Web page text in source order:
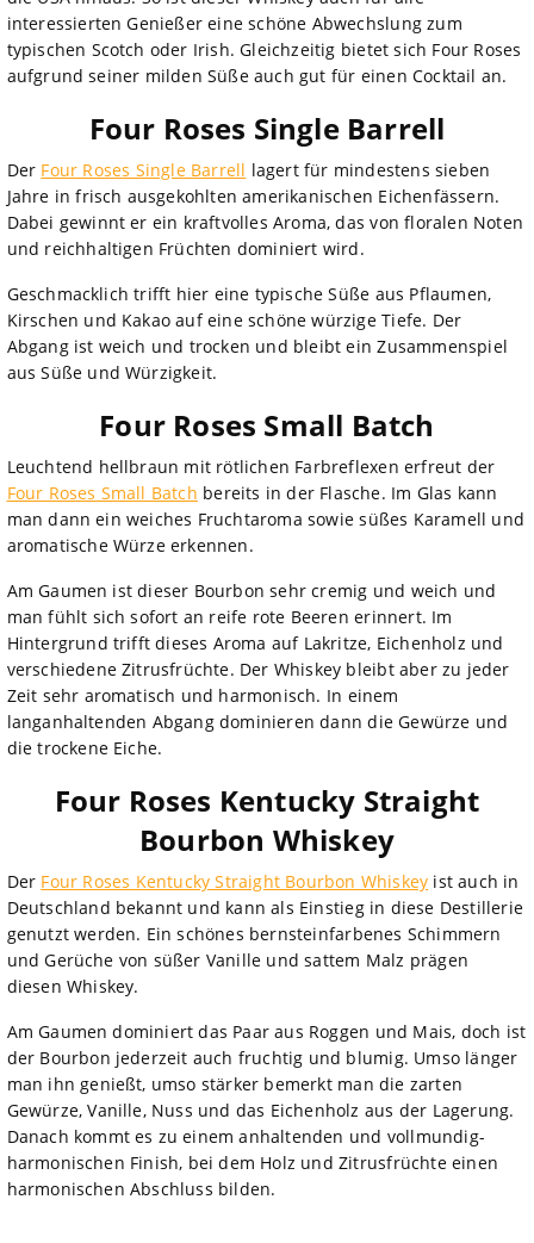
interessierten Genießer eine schöne Abwechslung zum
typischen Scotch oder Irish. Gleichzeitig bietet sich Four Roses
aufgrund seiner milden Süße auch gut für einen Cocktail an.
Four Roses Single Barrell
Der Four Roses Single Barrell lagert für mindestens sieben
Jahre in frisch ausgekohlten amerikanischen Eichenfässern.
Dabei gewinnt er ein kraftvolles Aroma, das von floralen Noten
und reichhaltigen Früchten dominiert wird.
Geschmacklich trifft hier eine typische Süße aus Pflaumen,
Kirschen und Kakao auf eine schöne würzige Tiefe. Der
Abgang ist weich und trocken und bleibt ein Zusammenspiel
aus Süße und Würzigkeit.
Four Roses Small Batch
Leuchtend hellbraun mit rötlichen Farbreflexen erfreut der
Four Roses Small Batch bereits in der Flasche. Im Glas kann
man dann ein weiches Fruchtaroma sowie süßes Karamell und
aromatische Würze erkennen.
Am Gaumen ist dieser Bourbon sehr cremig und weich und
man fühlt sich sofort an reife rote Beeren erinnert. Im
Hintergrund trifft dieses Aroma auf Lakritze, Eichenholz und
verschiedene Zitrusfrüchte. Der Whiskey bleibt aber zu jeder
Zeit sehr aromatisch und harmonisch. In einem
langanhaltenden Abgang dominieren dann die Gewürze und
die trockene Eiche.
Four Roses Kentucky Straight
Bourbon Whiskey
Der Four Roses Kentucky Straight Bourbon Whiskey ist auch in
Deutschland bekannt und kann als Einstieg in diese Destillerie
genutzt werden. Ein schönes bernsteinfarbenes Schimmern
und Gerüche von süßer Vanille und sattem Malz prägen
diesen Whiskey.
Am Gaumen dominiert das Paar aus Roggen und Mais, doch ist
der Bourbon jederzeit auch fruchtig und blumig. Umso länger
man ihn genießt, umso stärker bemerkt man die zarten
Gewürze, Vanille, Nuss und das Eichenholz aus der Lagerung.
Danach kommt es zu einem anhaltenden und vollmundig-
harmonischen Finish, bei dem Holz und Zitrusfrüchte einen
harmonischen Abschluss bilden.